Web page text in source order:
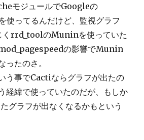
モジュールでGoogleの
使ってるんだけど、監視グラフ
くrrd_toolのMuninを使っていた
の影響でMunin
ったのさ。
う事でCactiならグラフが出たの
経緯で使っていたのだが、もしか
グラフが出なくなるかもという